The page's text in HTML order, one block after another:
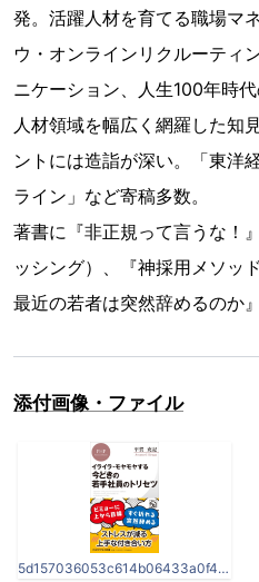
発。活躍人材を育てる職場マ
ウ・オンラインリクルーティ
ニケーション、人生100年時
人材領域を幅広く網羅した知
ントには造詣が深い。「東洋
ライン」など寄稿多数。
著書に『非正規って言うな！
ッシング）、『神採用メソッ
最近の若者は突然辞めるのか
添付画像・ファイル
5d157036053c614b06433a0f44046420.jpg